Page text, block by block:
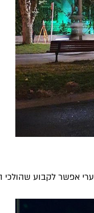
אפשר לקבוע שהולכי